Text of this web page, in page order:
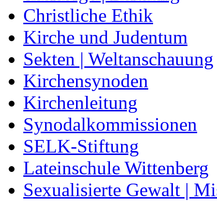
Christliche Ethik
Kirche und Judentum
Sekten | Weltanschauung
Kirchensynoden
Kirchenleitung
Synodalkommissionen
SELK-Stiftung
Lateinschule Wittenberg
Sexualisierte Gewalt |